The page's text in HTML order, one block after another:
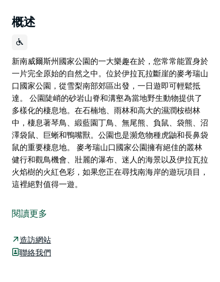
概述
新南威爾斯州國家公園的一大樂趣在於，您常常能置身於
一片完全原始的自然之中。位於伊拉瓦拉斷崖的麥考瑞山
口國家公園，從雪梨南部郊區出發，一日遊即可輕鬆抵
達。 公園陡峭的砂岩山脊和溝壑為當地野生動物提供了
多樣化的棲息地。在石楠地、雨林和高大的濕潤桉樹林
中，棲息著琴鳥、緞藍園丁鳥、無尾熊、負鼠、袋熊、沼
澤袋鼠、巨蜥和鴨嘴獸。公園也是瀕危物種虎鼬和長鼻袋
鼠的重要棲息地。 麥考瑞山口國家公園擁有絕佳的叢林
健行和觀鳥機會、壯麗的瀑布、迷人的海景以及伊拉瓦拉
火焰樹的火紅色彩，如果您正在尋找南海岸的遊玩項目，
這裡絕對值得一遊。
一片完全原始的自然之中。位於伊拉瓦拉斷崖的麥考瑞山
口國家公園，從雪梨南部郊區出發，一日遊即可輕鬆抵
達。
公園陡峭的砂岩山脊和溝壑為當地野生動物提供了多樣化
閱讀更多
造訪網站
聯絡我們